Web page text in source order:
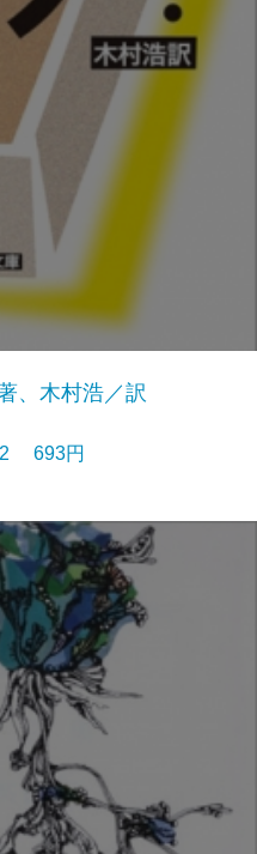
、木村浩／訳
2 693円